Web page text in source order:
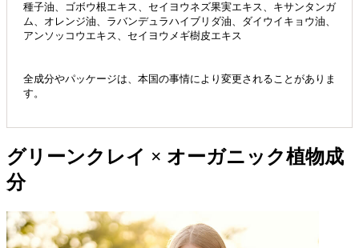
種子油、ゴボウ根エキス、セイヨウネズ果実エキス、キサンタンガ
ム、オレンジ油、ラバンデュラハイブリダ油、ダイウイキョウ油、
アンソッコウエキス、セイヨウメギ樹皮エキス
全成分やパッケージは、本国の事情により変更されることがありま
す。
グリーンクレイ × オーガニック植物成
分